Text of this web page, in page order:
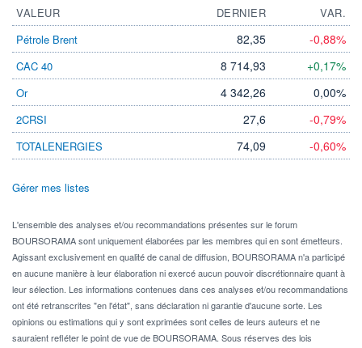
VALEUR DERNIER
VAR.
Pétrole Brent
82,35 -0,88%
CAC 40 8 714,93 +0,17%
Or 4 342,26 0,00%
2CRSI 27,6 -0,79%
TOTALENERGIES 74,09 -0,60%
Gérer mes listes
L'ensemble des analyses et/ou recommandations présentes sur le forum
BOURSORAMA sont uniquement élaborées par les membres qui en sont émetteurs.
Agissant exclusivement en qualité de canal de diffusion, BOURSORAMA n'a participé
en aucune manière à leur élaboration ni exercé aucun pouvoir discrétionnaire quant à
leur sélection. Les informations contenues dans ces analyses et/ou recommandations
ont été retranscrites "en l'état", sans déclaration ni garantie d'aucune sorte. Les
opinions ou estimations qui y sont exprimées sont celles de leurs auteurs et ne
sauraient refléter le point de vue de BOURSORAMA. Sous réserves des lois